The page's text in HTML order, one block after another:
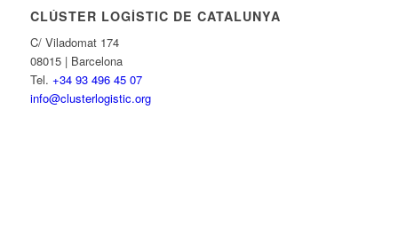
CLÚSTER LOGÍSTIC DE CATALUNYA
C/ Viladomat 174
08015 | Barcelona
Tel. +34 93 496 45 07
info@clusterlogistic.org